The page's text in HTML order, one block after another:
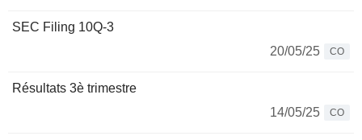
SEC Filing 10Q-3
20/05/25
CO
Résultats 3è trimestre
14/05/25
CO